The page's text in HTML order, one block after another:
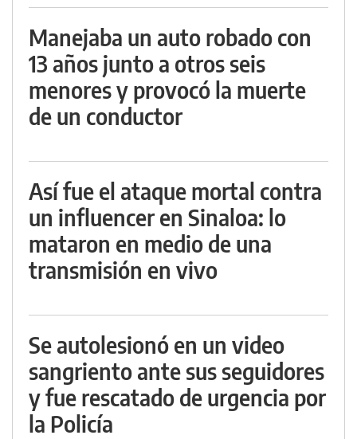
Manejaba un auto robado con
13 años junto a otros seis
menores y provocó la muerte
de un conductor
Así fue el ataque mortal contra
un influencer en Sinaloa: lo
mataron en medio de una
transmisión en vivo
Se autolesionó en un video
sangriento ante sus seguidores
y fue rescatado de urgencia por
la Policía